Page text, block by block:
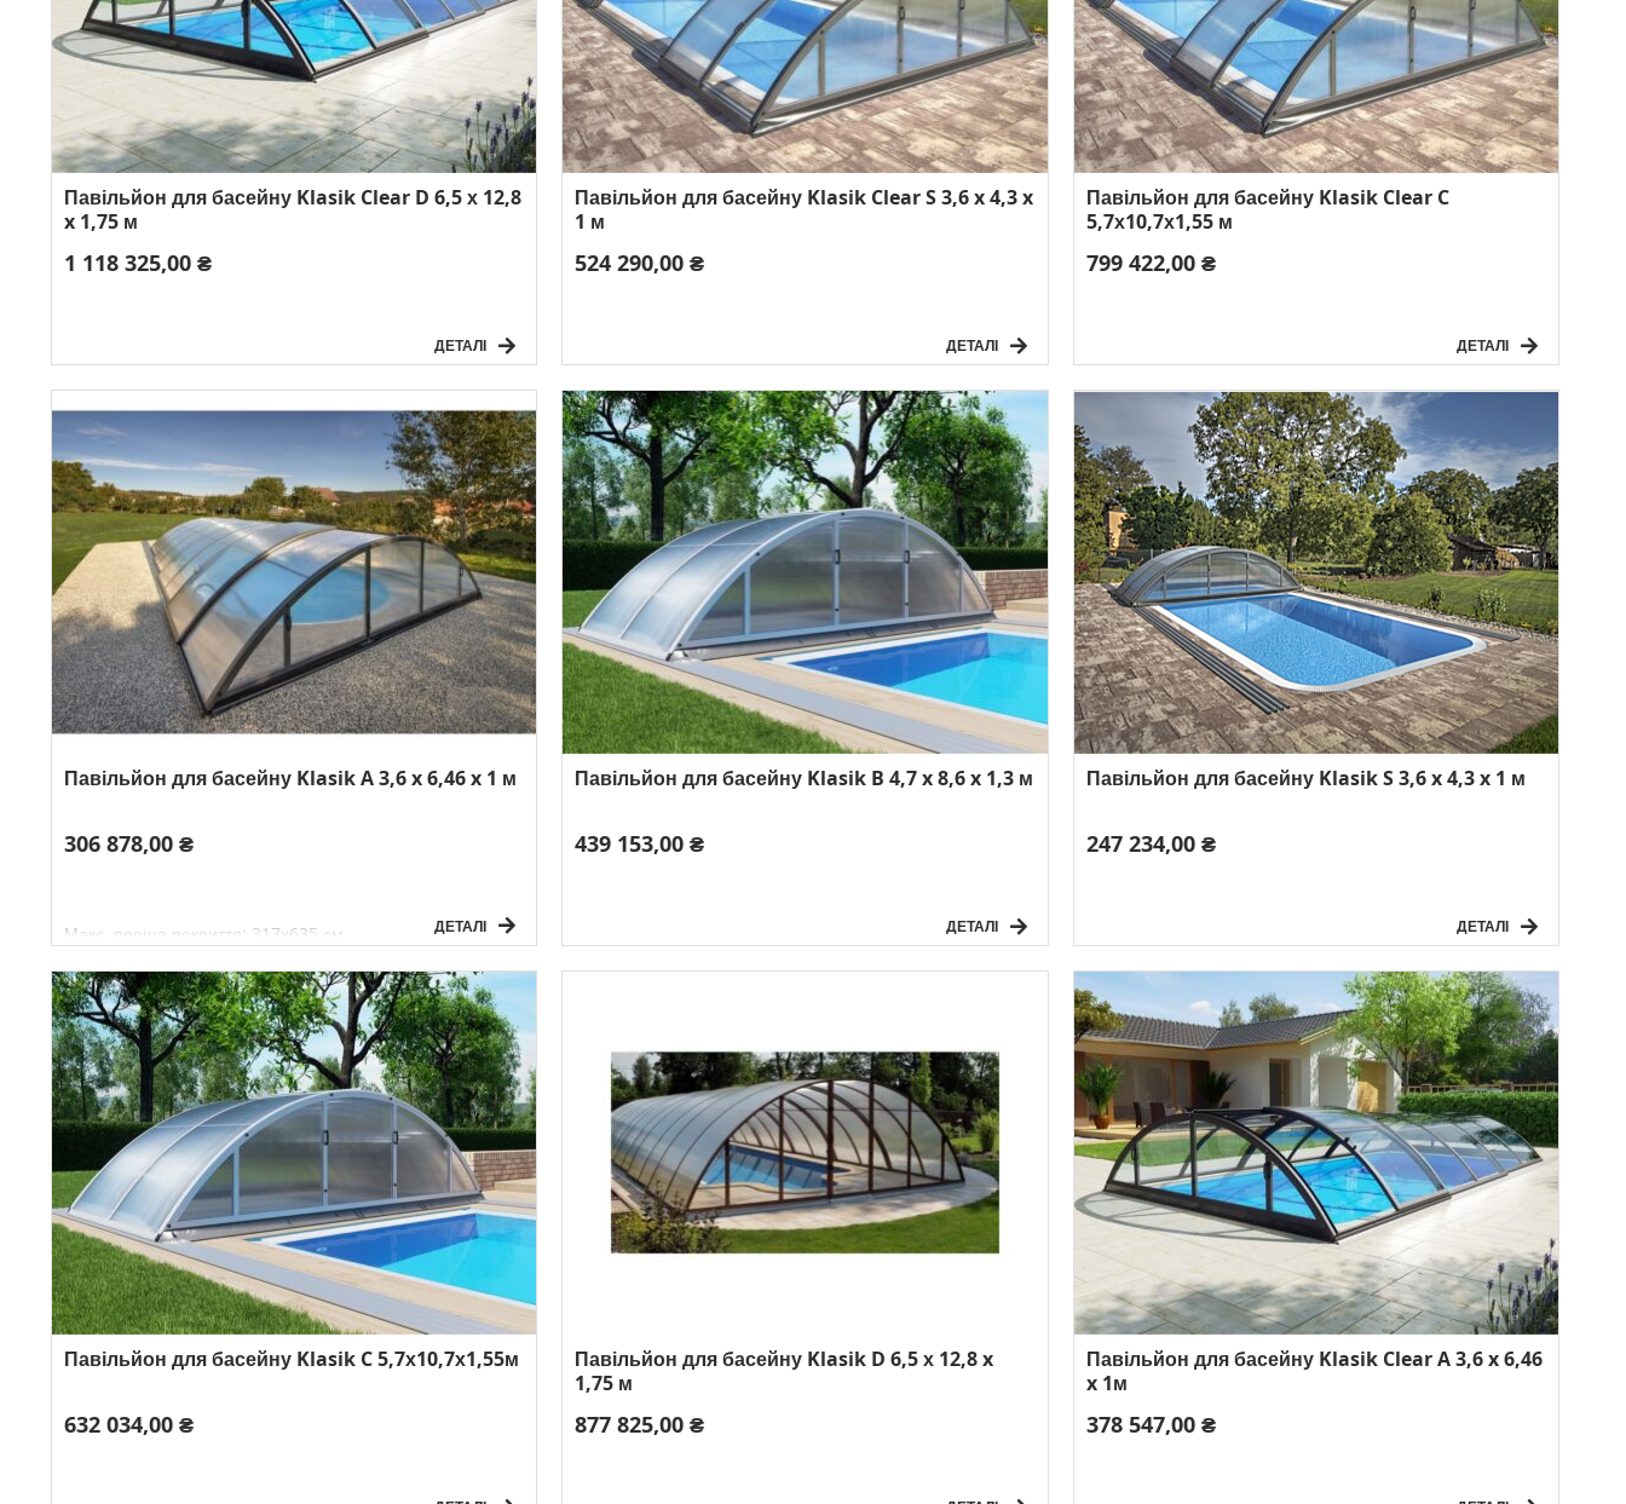
Павільйон для басейну Klasik Clear D 6,5 х 12,8
x 1,75 м
1 118 325,00 ₴
ДЕТАЛІ
Павільйон для басейну Klasik Clear S 3,6 x 4,3 x
1 м
524 290,00 ₴
ДЕТАЛІ
Павільйон для басейну Klasik Clear C
5,7х10,7х1,55 м
799 422,00 ₴
ДЕТАЛІ
Павільйон для басейну Klasik A 3,6 x 6,46 x 1 м
306 878,00 ₴
Макс. проща покриття: 317х635 см
К-сть модулів: 3
ДЕТАЛІ
Павільйон для басейну Klasik B 4,7 x 8,6 x 1,3 м
439 153,00 ₴
ДЕТАЛІ
Павільйон для басейну Klasik S 3,6 x 4,3 x 1 м
247 234,00 ₴
ДЕТАЛІ
Павільйон для басейну Klasik C 5,7х10,7х1,55м
632 034,00 ₴
Павільйон для басейну Klasik D 6,5 х 12,8 x
1,75 м
877 825,00 ₴
Павільйон для басейну Klasik Clear A 3,6 x 6,46
x 1м
378 547,00 ₴